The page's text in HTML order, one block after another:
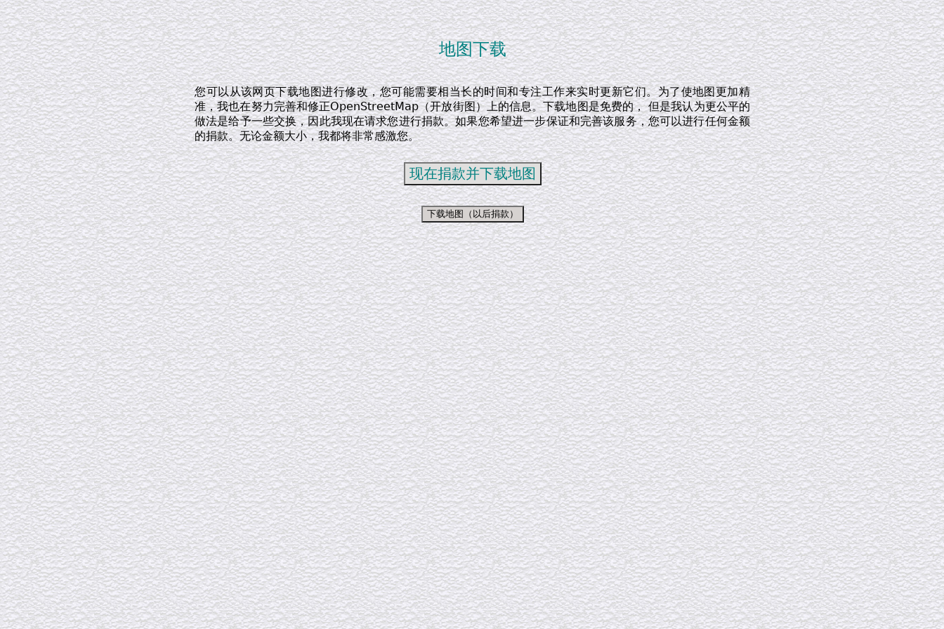
地图下载
您可以从该网页下载地图进行修改，您可能需要相当长的时间和专注工作来实时更新它们。为了使地图更加精
准，我也在努力完善和修正OpenStreetMap（开放街图）上的信息。下载地图是免费的， 但是我认为更公平的
做法是给予一些交换，因此我现在请求您进行捐款。如果您希望进一步保证和完善该服务，您可以进行任何金额
的捐款。无论金额大小，我都将非常感激您。